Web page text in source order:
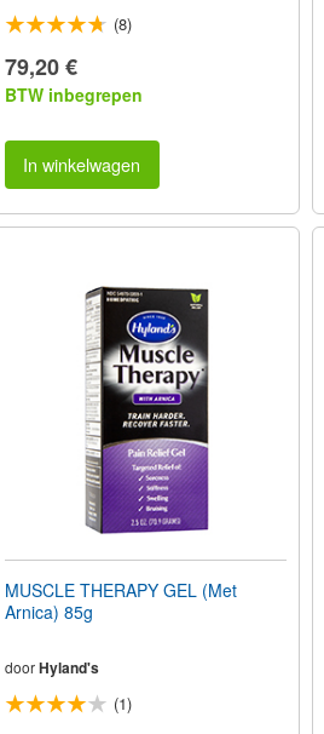
(8)
79,20 €
BTW inbegrepen
In winkelwagen
MUSCLE THERAPY GEL (Met
Arnica) 85g
doorHyland's
(1)